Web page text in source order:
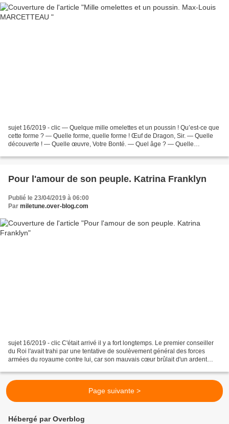
sujet 16/2019 - clic — Quelque mille omelettes et un poussin ! Qu’est-ce que
cette forme ? — Quelle forme, quelle forme ! Œuf de Dragon, Sir. — Quelle
découverte ! — Quelle œuvre, Votre Bonté. — Quel âge ? — Quelle
Pour l'amour de son peuple. Katrina Franklyn
Publié le 23/04/2019 à 06:00
Par miletune.over-blog.com
sujet 16/2019 - clic C'était arrivé il y a fort longtemps. Le premier conseiller
du Roi l'avait trahi par une tentative de soulèvement général des forces
armées du royaume contre lui, car son mauvais cœur brûlait d'un ardent
Page suivante >
Hébergé par Overblog